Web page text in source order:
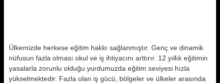
Ülkemizde herkese eğitim hakkı sağlanmıştır. Genç ve dinamik
nüfusun fazla olması okul ve iş ihtiyacını arttırır. 12 yıllık eğitimin
yasalarla zorunlu olduğu yurdumuzda eğitim seviyesi hızla
yükselmektedir. Fazla olan iş gücü, bölgeler ve ülkeler arasında